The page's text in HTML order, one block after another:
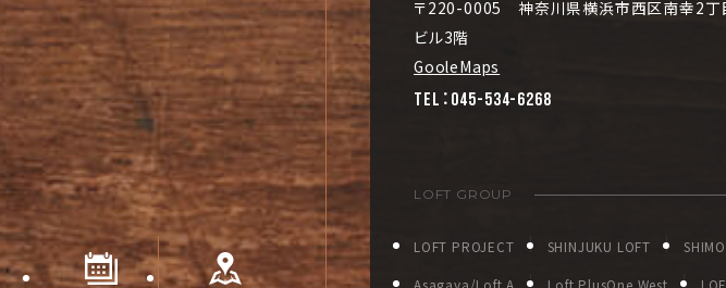
〒220-0005 神奈川県横浜市西区南幸2丁
ビル3階
GooleMaps
TEL：045-534-6268
LOFT GROUP
LOFT PROJECT SHINJUKU LOFT
Asagaya/Loft A Loft PlusOne West